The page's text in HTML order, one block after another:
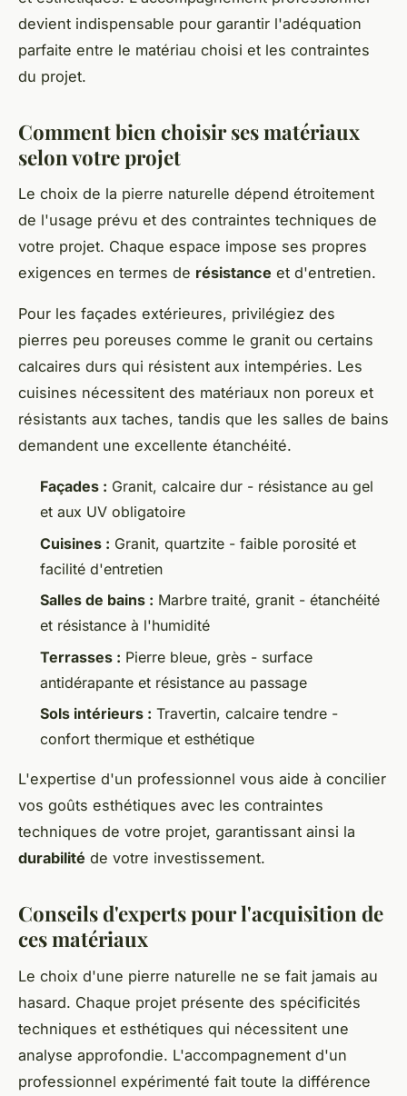
devient indispensable pour garantir l'adéquation
parfaite entre le matériau choisi et les contraintes
du projet.
Comment bien choisir ses matériaux
selon votre projet
Le choix de la pierre naturelle dépend étroitement
de l'usage prévu et des contraintes techniques de
votre projet. Chaque espace impose ses propres
exigences en termes de résistance et d'entretien.
Pour les façades extérieures, privilégiez des
pierres peu poreuses comme le granit ou certains
calcaires durs qui résistent aux intempéries. Les
cuisines nécessitent des matériaux non poreux et
résistants aux taches, tandis que les salles de bains
demandent une excellente étanchéité.
Façades : Granit, calcaire dur - résistance au gel
et aux UV obligatoire
Cuisines : Granit, quartzite - faible porosité et
facilité d'entretien
Salles de bains : Marbre traité, granit - étanchéité
et résistance à l'humidité
Terrasses : Pierre bleue, grès - surface
antidérapante et résistance au passage
Sols intérieurs : Travertin, calcaire tendre -
confort thermique et esthétique
L'expertise d'un professionnel vous aide à concilier
vos goûts esthétiques avec les contraintes
techniques de votre projet, garantissant ainsi la
durabilité de votre investissement.
Conseils d'experts pour l'acquisition de
ces matériaux
Le choix d'une pierre naturelle ne se fait jamais au
hasard. Chaque projet présente des spécificités
techniques et esthétiques qui nécessitent une
analyse approfondie. L'accompagnement d'un
professionnel expérimenté fait toute la différence